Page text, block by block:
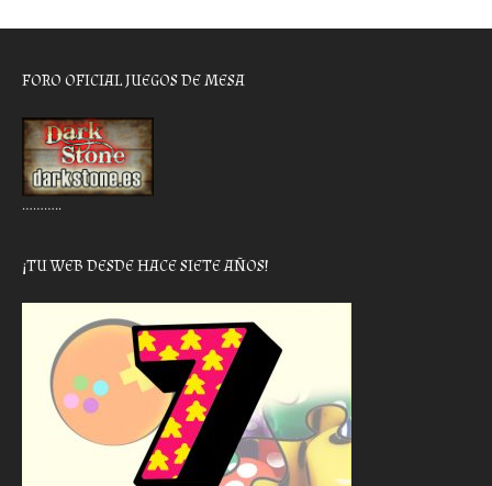
FORO OFICIAL JUEGOS DE MESA
………..
¡TU WEB DESDE HACE SIETE AÑOS!